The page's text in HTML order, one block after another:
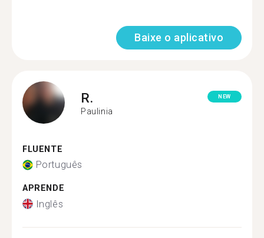
Baixe o aplicativo
R.
Paulinia
NEW
FLUENTE
Português
APRENDE
Inglês